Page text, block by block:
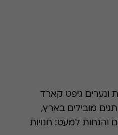
גיפט קארד
מובילים בארץ,
והנחות למעט: חנויות